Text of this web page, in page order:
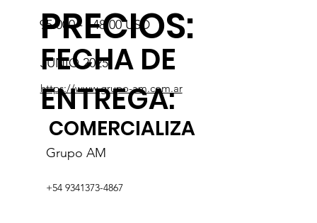
COMERCIALIZA
Grupo AM
+54 9341373-4867
https://www.grupo-am.com.ar
FECHA DE
ENTREGA:
JUNIO 2025
PRECIOS:
95.000 - 148.00 USD